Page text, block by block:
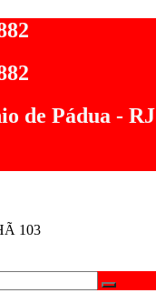
de Pádua - RJ
103